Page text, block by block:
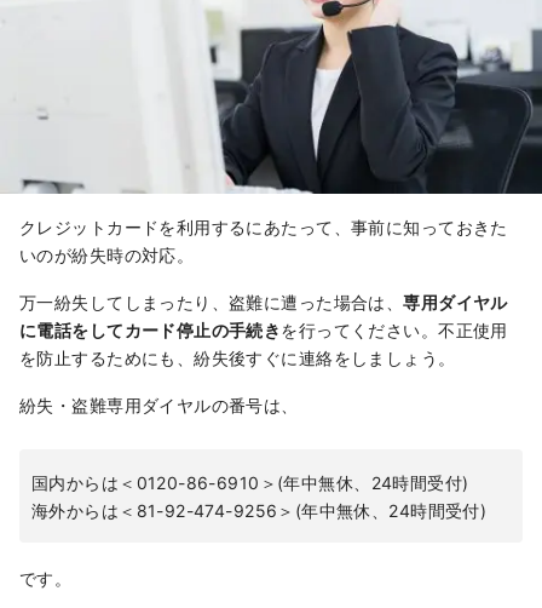
クレジットカードを利用するにあたって、事前に知っておきた
いのが紛失時の対応。
万一紛失してしまったり、盗難に遭った場合は、専用ダイヤル
に電話をしてカード停止の手続きを行ってください。不正使用
を防止するためにも、紛失後すぐに連絡をしましょう。
紛失・盗難専用ダイヤルの番号は、
国内からは＜0120-86-6910＞(年中無休、24時間受付)
海外からは＜81-92-474-9256＞(年中無休、24時間受付)
です。